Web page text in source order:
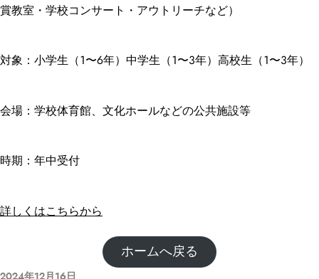
賞教室・学校コンサート・アウトリーチなど）
対象：小学生（1〜6年）中学生（1〜3年）高校生（1〜3年）
会場：学校体育館、文化ホールなどの公共施設等
時期：年中受付
詳しくはこちらから
ホームへ戻る
2024年12月16日